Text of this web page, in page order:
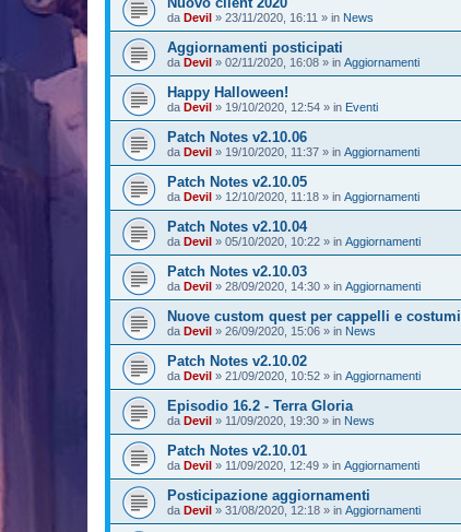
da Devil » 23/11/2020, 16:11 » in News
Aggiornamenti posticipati
da Devil » 02/11/2020, 16:08 » in Aggiornamenti
Happy Halloween!
da Devil » 19/10/2020, 12:54 » in Eventi
Patch Notes v2.10.06
da Devil » 19/10/2020, 11:37 » in Aggiornamenti
Patch Notes v2.10.05
da Devil » 12/10/2020, 11:18 » in Aggiornamenti
Patch Notes v2.10.04
da Devil » 05/10/2020, 10:22 » in Aggiornamenti
Patch Notes v2.10.03
da Devil » 28/09/2020, 14:30 » in Aggiornamenti
Nuove custom quest per cappelli e costumi
da Devil » 26/09/2020, 15:06 » in News
Patch Notes v2.10.02
da Devil » 21/09/2020, 10:52 » in Aggiornamenti
Episodio 16.2 - Terra Gloria
da Devil » 11/09/2020, 19:30 » in News
Patch Notes v2.10.01
da Devil » 11/09/2020, 12:49 » in Aggiornamenti
Posticipazione aggiornamenti
da Devil » 31/08/2020, 12:18 » in Aggiornamenti